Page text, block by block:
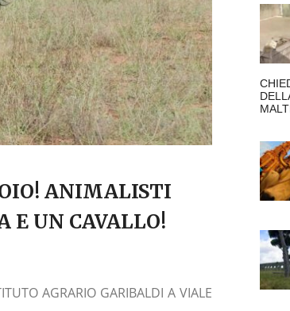
ANIMALISTI
E UN CAVALLO!
AGRARIO GARIBALDI A VIALE